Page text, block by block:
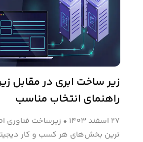
زیر ساخت ابری در مقابل
راهنمای انتخاب مناسب
۲۷ اسفند ۱۴۰۳ • زیرساخت فناوری
ترین بخش‌های هر کسب‌ و کار